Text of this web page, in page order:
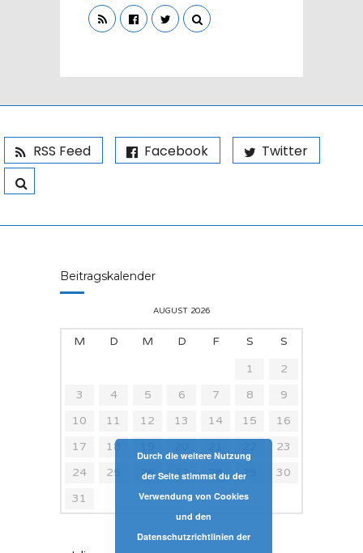
RSS Feed Facebook Twitter
Beitragskalender
AUGUST 2026
M D M D F S
S
1
2
3
4 5 6 7 8
9
10
11 12 13 14 15
16
17
18
23
24
25 26 27 28 29
30
31
Durch die weitere Nutzung
der Seite stimmst du der
Verwendung von Cookies
und den
Datenschutzrichtlinien der